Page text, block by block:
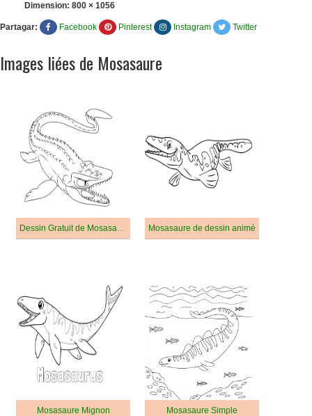
Dimension: 800 × 1056
Partagar: Facebook Pinterest Instagram Twitter
Images liées de Mosasaure
Dessin Gratuit de Mosasaure Mosasaure de dessin animé
Mosasaure Mignon Mosasaure Simple